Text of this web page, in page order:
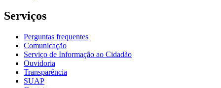
Serviços
Perguntas frequentes
Comunicação
Serviço de Informação ao Cidadão
Ouvidoria
Transparência
SUAP